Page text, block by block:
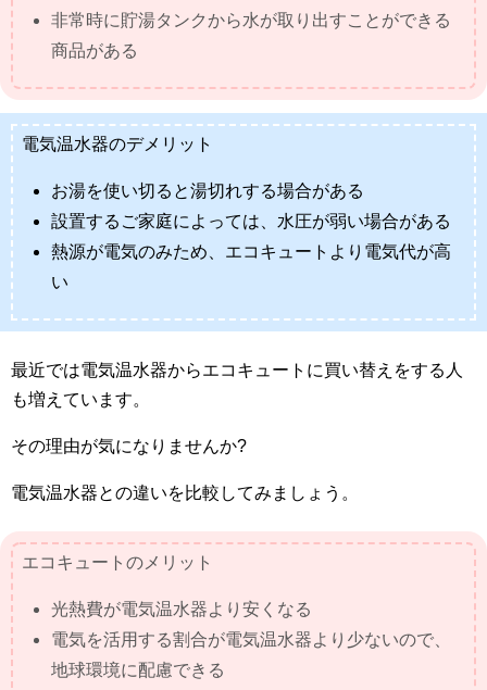
非常時に貯湯タンクから水が取り出すことができる
商品がある
電気温水器のデメリット
お湯を使い切ると湯切れする場合がある
設置するご家庭によっては、水圧が弱い場合がある
熱源が電気のみため、エコキュートより電気代が高
い
最近では電気温水器からエコキュートに買い替えをする人
も増えています。
その理由が気になりませんか?
電気温水器との違いを比較してみましょう。
エコキュートのメリット
光熱費が電気温水器より安くなる
電気を活用する割合が電気温水器より少ないので、
地球環境に配慮できる